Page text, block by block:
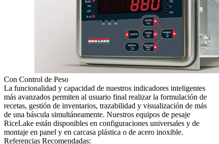
Con Control de Peso
La funcionalidad y capacidad de nuestros indicadores inteligentes
más avanzados permiten al usuario final realizar la formulación de
recetas, gestión de inventarios, trazabilidad y visualización de más
de una báscula simultáneamente. Nuestros equipos de pesaje
RiceLake están disponibles en configuraciones universales y de
montaje en panel y en carcasa plástica o de acero inoxible.
Referencias Recomendadas: